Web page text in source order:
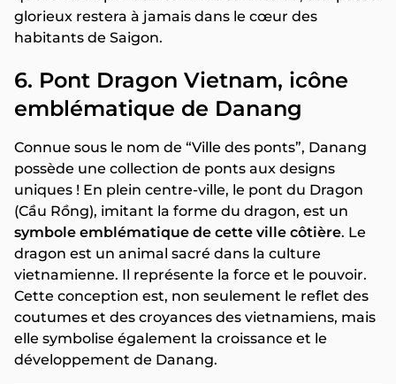
glorieux restera à jamais dans le cœur des
habitants de Saigon.
6. Pont Dragon Vietnam, icône
emblématique de Danang
Connue sous le nom de “Ville des ponts”, Danang
possède une collection de ponts aux designs
uniques ! En plein centre-ville, le pont du Dragon
(Cầu Rồng), imitant la forme du dragon, est un
symbole emblématique de cette ville côtière. Le
dragon est un animal sacré dans la culture
vietnamienne. Il représente la force et le pouvoir.
Cette conception est, non seulement le reflet des
coutumes et des croyances des vietnamiens, mais
elle symbolise également la croissance et le
développement de Danang.